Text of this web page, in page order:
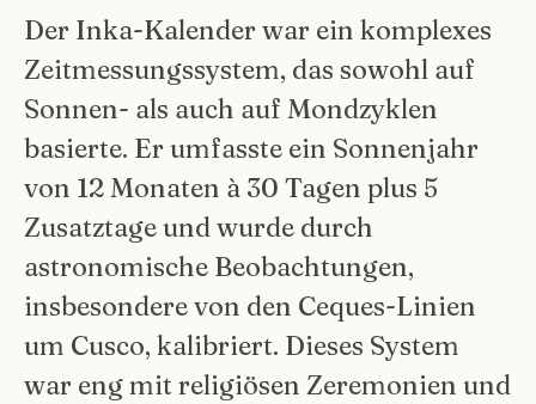
Der Inka-Kalender war ein komplexes
Zeitmessungssystem, das sowohl auf
Sonnen- als auch auf Mondzyklen
basierte. Er umfasste ein Sonnenjahr
von 12 Monaten à 30 Tagen plus 5
Zusatztage und wurde durch
astronomische Beobachtungen,
insbesondere von den Ceques-Linien
um Cusco, kalibriert. Dieses System
war eng mit religiösen Zeremonien und